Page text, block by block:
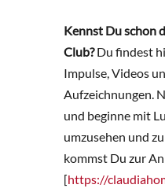
Kennst Du schon
Club?Du findest
Impulse, Videos
Aufzeichnungen.
und beginne mit
umzusehen und
kommst Du zur
[https://